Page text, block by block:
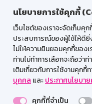
นโยบายการใช้คุกกี้
เว็บไซต์ของเราจะจัดเก็บ
ประสบการณ์ของผู้ใช้ให้ดียิ่
ไม่ให้ความยินยอมคุกกี้ของ
ท่านไม่ทำการเลือกจะถือว่
เติมเกี่ยวกับการใช้งานคุกกี้
บุคคล และประกาศนโยบา
คุกกี้ที่จำเป็น
ส
Web HR
เ